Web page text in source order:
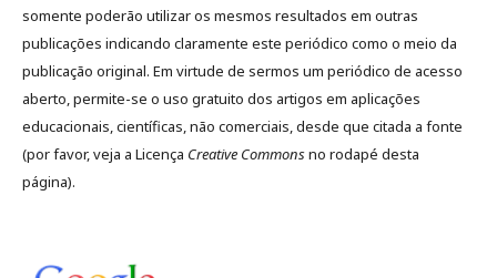
somente poderão utilizar os mesmos resultados em outras
publicações indicando claramente este periódico como o meio da
publicação original. Em virtude de sermos um periódico de acesso
aberto, permite-se o uso gratuito dos artigos em aplicações
educacionais, científicas, não comerciais, desde que citada a fonte
(por favor, veja a Licença Creative Commonsno rodapé desta
página).